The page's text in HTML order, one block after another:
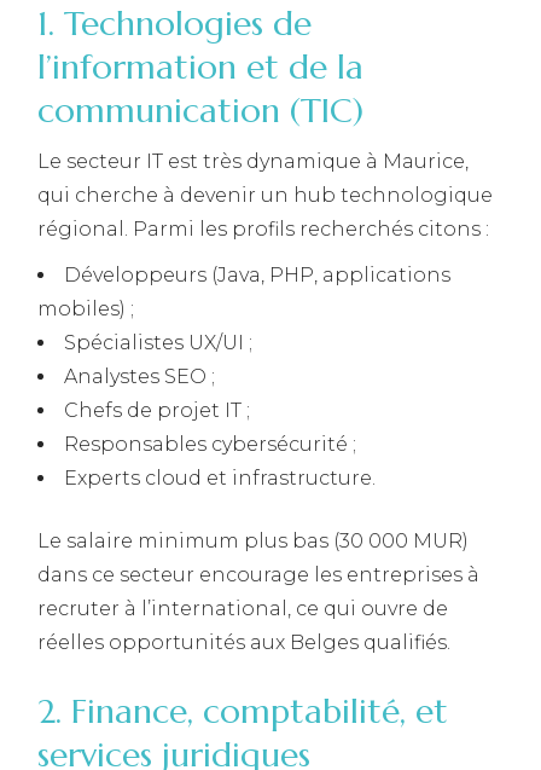
1. Technologies de
l’information et de la
communication (TIC)
Le secteur IT est très dynamique à Maurice,
qui cherche à devenir un hub technologique
régional. Parmi les profils recherchés citons :
Développeurs (Java, PHP, applications
mobiles) ;
Spécialistes UX/UI ;
Analystes SEO ;
Chefs de projet IT ;
Responsables cybersécurité ;
Experts cloud et infrastructure.
Le salaire minimum plus bas (30 000 MUR)
dans ce secteur encourage les entreprises à
recruter à l’international, ce qui ouvre de
réelles opportunités aux Belges qualifiés.
2. Finance, comptabilité, et
services juridiques